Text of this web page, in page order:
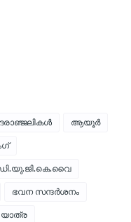
ആയൂര്‍
ഭവന സന്ദര്‍ശനം
യാത്ര